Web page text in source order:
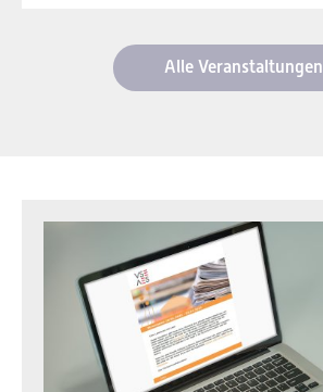
Alle Veranstaltungen